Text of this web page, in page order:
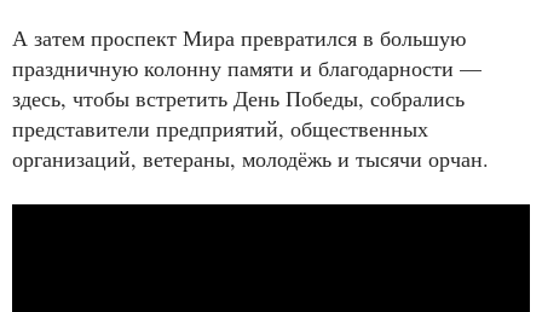
А затем проспект Мира превратился в большую
праздничную колонну памяти и благодарности —
здесь, чтобы встретить День Победы, собрались
представители предприятий, общественных
организаций, ветераны, молодёжь и тысячи орчан.